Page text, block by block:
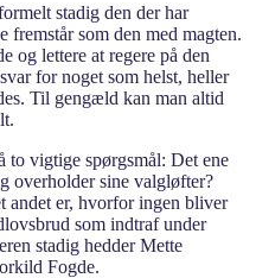
stadig den der har
som den med magten.
og lettere at regere på den
for noget som helst, heller
Til gengæld kan man altid
to vigtige spørgsmål: Det ene
overholder sine valgløfter?
er, hvorfor ingen bliver
som indtraf under
stadig hedder Mette
Fogde.